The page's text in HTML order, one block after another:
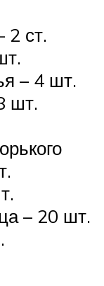
2 ст.
– 4 шт.
шт.
– 20 шт.